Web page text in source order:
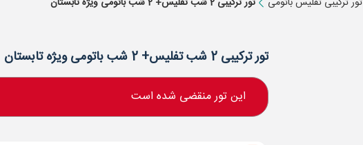
تور ترکیبی 2 شب تفلیس+ 2 شب باتومی ویژه تابستان
این تور منقضی شده است